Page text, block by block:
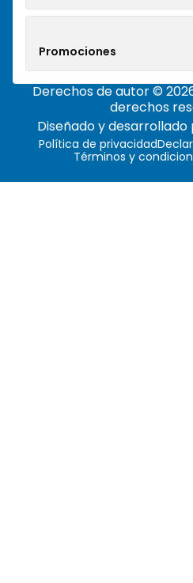
Promociones
Derechos de autor ©
derechos
Diseñado y desarrollado
Política de privacidad
Términos y